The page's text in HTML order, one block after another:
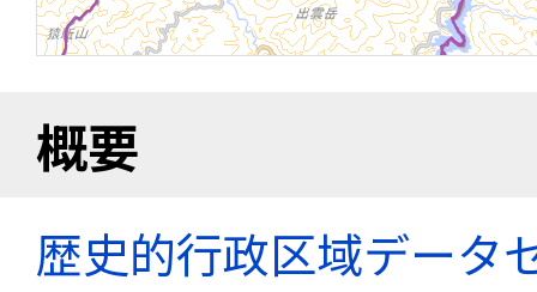
概要
歴史的行政区域データ